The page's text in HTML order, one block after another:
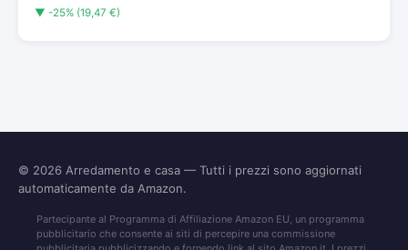
▼ -25% (19,47 €)
© 2026 Arredamento e casa — Tutti i prezzi sono aggiornati
automaticamente da Amazon.
Partecipante al Programma di Affiliazione Amazon EU, un programma
pubblicitario che consente ai siti di percepire una commissione